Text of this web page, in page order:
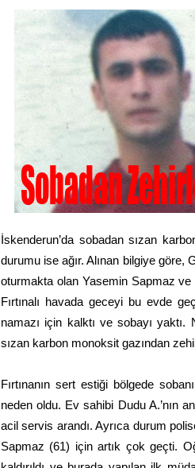
İskenderun’da sobadan sızan
durumu ise ağır. Alınan bilgiye
oturmakta olan Yasemin Sapmaz ve
Fırtınalı havada geceyi bu evde
namazı için kalktı ve sobayı
sızan karbon monoksit gazından
Fırtınanın sert estiği bölgede
neden oldu. Ev sahibi Dudu A.’nın
acil servis arandı. Ayrıca durum
Sapmaz (61) için artık çok geçti.